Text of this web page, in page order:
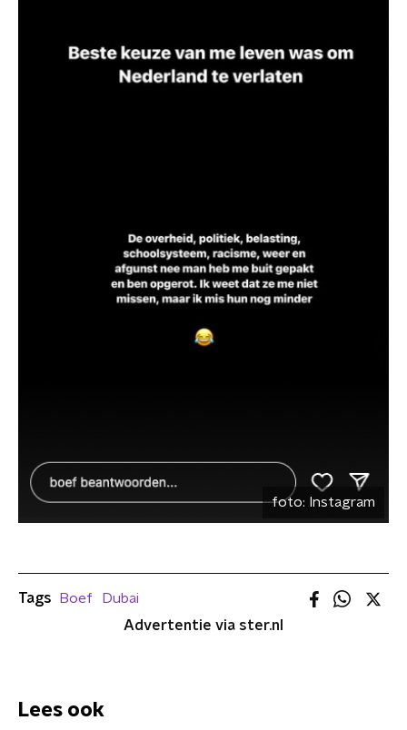
foto: Instagram
Tags Boef
Dubai
Advertentie via ster.nl
Lees ook